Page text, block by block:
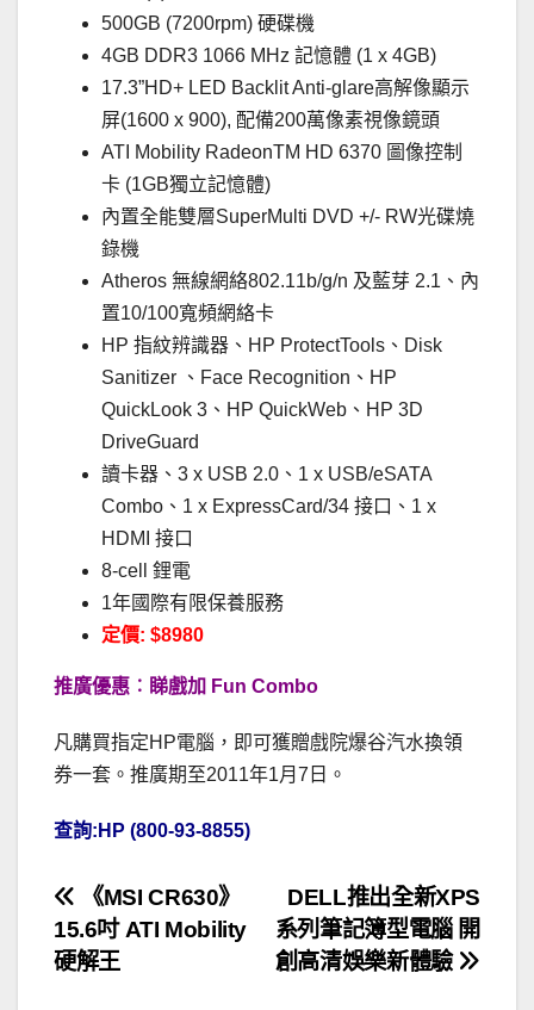
500GB (7200rpm) 硬碟機
4GB DDR3 1066 MHz 記憶體 (1 x 4GB)
17.3”HD+ LED Backlit Anti-glare高解像顯示
屏(1600 x 900), 配備200萬像素視像鏡頭
ATI Mobility RadeonTM HD 6370 圖像控制
卡 (1GB獨立記憶體)
內置全能雙層SuperMulti DVD +/- RW光碟燒
錄機
Atheros 無線網絡802.11b/g/n 及藍芽 2.1、內
置10/100寬頻網絡卡
HP 指紋辨識器、HP ProtectTools、Disk
Sanitizer 、Face Recognition、HP
QuickLook 3、HP QuickWeb、HP 3D
DriveGuard
讀卡器、3 x USB 2.0、1 x USB/eSATA
Combo、1 x ExpressCard/34 接口、1 x
HDMI 接口
8-cell 鋰電
1年國際有限保養服務
定價: $8980
推廣優惠︰睇戲加 Fun Combo
凡購買指定HP電腦，即可獲贈戲院爆谷汽水換領
券一套。推廣期至2011年1月7日。
查詢:HP (800-93-8855)
文
章
DELL推出全新XPS
系列筆記簿型電腦 開
創高清娛樂新體驗
《MSI CR630》
15.6吋 ATI Mobility
硬解王